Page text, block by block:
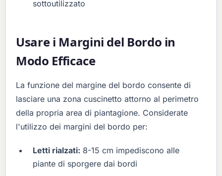
sottoutilizzato
Usare i Margini del Bordo in
Modo Efficace
La funzione del margine del bordo consente di
lasciare una zona cuscinetto attorno al perimetro
della propria area di piantagione. Considerate
l'utilizzo dei margini del bordo per:
Letti rialzati: 8-15 cm impediscono alle
piante di sporgere dai bordi